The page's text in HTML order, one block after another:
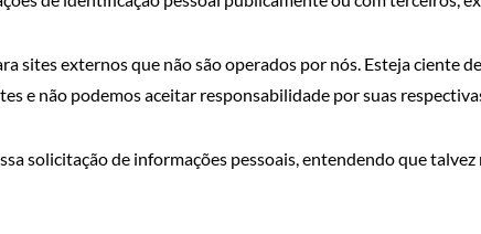
sites externos que não são operados por nós. Esteja ciente
e não podemos aceitar responsabilidade por suas
solicitação de informações pessoais, entendendo que